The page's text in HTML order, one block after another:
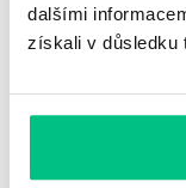
dalšími
získali v důsledku
UniCredit
hypotéky,
prodloužila